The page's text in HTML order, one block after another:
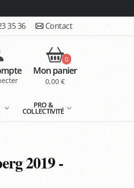
35 36 Contact
0
Mon panier
0,00 €
PRO &
COLLECTIVITÉ
2019 -